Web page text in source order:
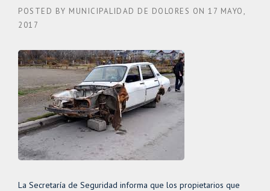
POSTED BY MUNICIPALIDAD DE DOLORES ON 17 MAYO,
2017
La Secretaría de Seguridad informa que los propietarios que